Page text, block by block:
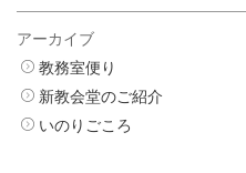
アーカイブ
教務室便り
新教会堂のご紹介
いのりごころ